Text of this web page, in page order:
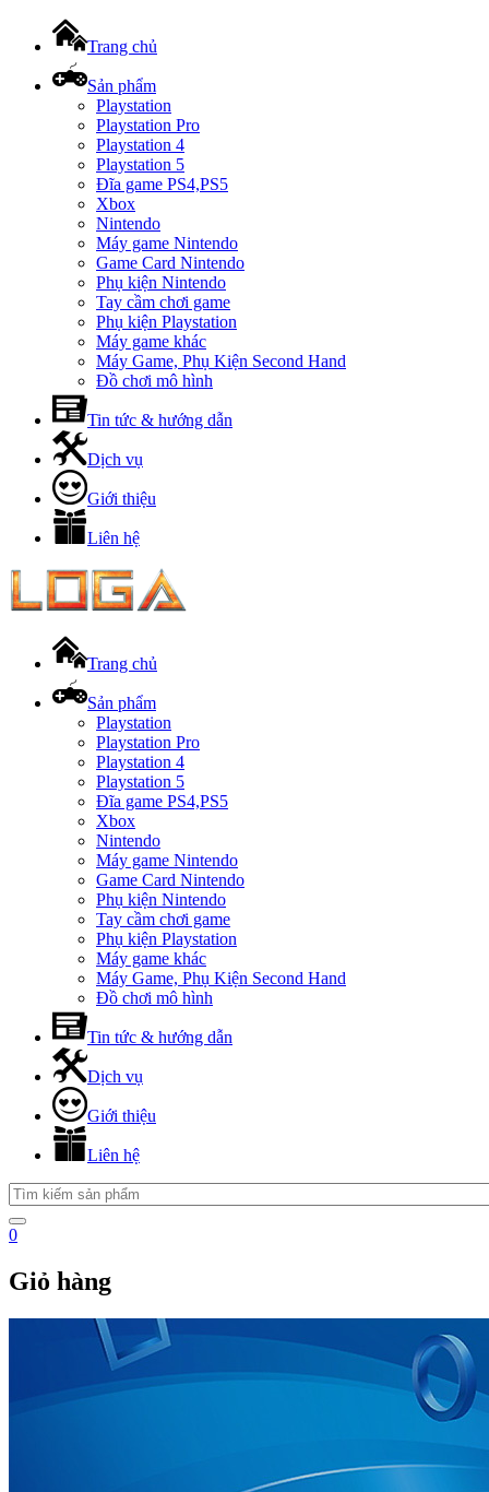
Trang chủ
Sản phẩm
Playstation
Playstation Pro
Playstation 4
Playstation 5
Đĩa game PS4,PS5
Xbox
Nintendo
Máy game Nintendo
Game Card Nintendo
Phụ kiện Nintendo
Tay cầm chơi game
Phụ kiện Playstation
Máy game khác
Máy Game, Phụ Kiện Second Hand
Đồ chơi mô hình
Tin tức & hướng dẫn
Dịch vụ
Giới thiệu
Liên hệ
Trang chủ
Sản phẩm
Playstation
Playstation Pro
Playstation 4
Playstation 5
Đĩa game PS4,PS5
Xbox
Nintendo
Máy game Nintendo
Game Card Nintendo
Phụ kiện Nintendo
Tay cầm chơi game
Phụ kiện Playstation
Máy game khác
Máy Game, Phụ Kiện Second Hand
Đồ chơi mô hình
Tin tức & hướng dẫn
Dịch vụ
Giới thiệu
Liên hệ
0
Giỏ hàng